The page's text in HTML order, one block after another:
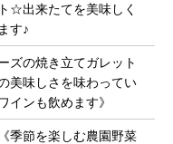
☆出来たてを美味しく
す♪
ズの焼き立てガレット
美味しさを味わってい
インも飲めます》
季節を楽しむ農園野菜